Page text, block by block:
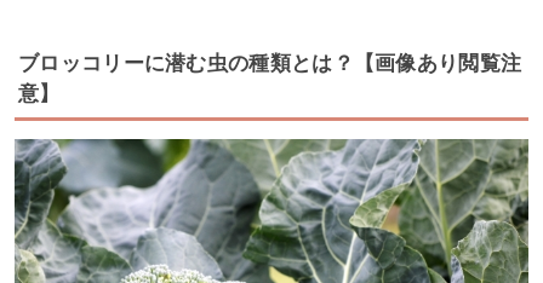
ブロッコリーに潜む虫の種類とは？【画像あり閲覧注
意】